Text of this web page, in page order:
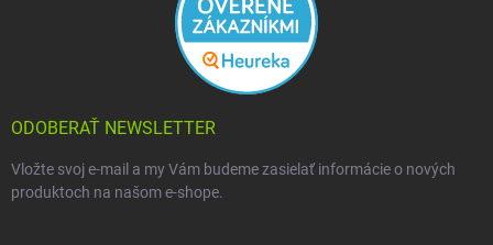
ODOBERAŤ NEWSLETTER
Vložte svoj e-mail a my Vám budeme zasielať informácie o nových
produktoch na našom e-shope.